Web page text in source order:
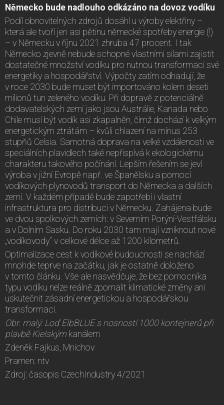
Německo bude nadlouho odkázáno na dovoz vodíku
Podíl obnovitelných zdrojů dosáhl u výroby elektřiny –
která ale tvoří jen asi pětinu německé spotřeby energie (!)
– v Německu v říjnu 2021 zhruba 47 procent. I tak
Německo zjevně nebude schopné vlastními silami zajistit
dostatečné množství vodíku pro nutnou transformaci své
energetiky a hospodářství. Výpočty zatím odhadují, že
v roce 2030 bude muset být importováno kolem deseti
milionů tun zeleného vodíku. Při dopravě z potenciálně
dodavatelských zemí jako jsou Austrálie, Kanada nebo
Chile musí být vodík asi zkapalněn, čímž dochází k velkým
energetickým ztrátám – kvůli chlazení na mínus 253
stupňů Celsia. Samotná doprava na velké vzdálenosti ve
speciálních plavidlech také nepřispívá k ekologickému
charakteru takového počínání. Lepším řešením se jeví
výroba v jižní Evropě např. ve Španělsku a pomocí
vodíkových plynovodů transport do Německa a dalších
zemí. V každém případě bude zapotřebí i vlastní
infrastruktura pro distribuci v Německu. Zahájena bude
ve dvou spolkových zemích: v Severním Porýní-Vestfálsku
a v Dolním Sasku. Do roku 2030 tam mají vzniknout nové
„vodíkovody“ v celkové délce až 1200 kilometrů.
Optimalizace cest k vodíkové budoucnosti se nachází
mnohde teprve na začátku, jak je ostatně doloženo
v tomto článku. Vše ale nasvědčuje, že bez pomocníka
typu vodíku nelze reálně zpomalit klimatické změny ani
uskutečnit zásadní energetickou a hospodářskou
transformaci.
Obr. malý: Loď ElbBLUE s nosností 1000 kontejnerů při
plavbě Kielským kanálem
Zdeněk Fajkus, Mnichov
Pramen: ntv
Zdroj: časopis CzechIndustry 4/2021